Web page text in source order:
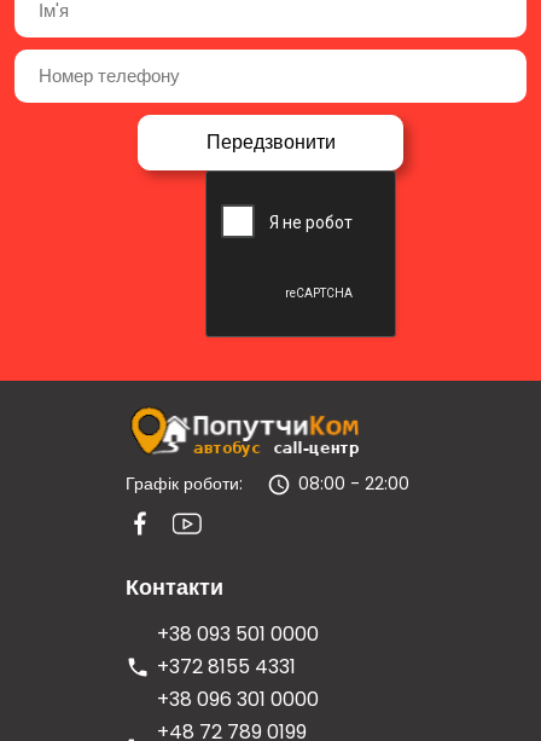
Графік роботи: 08:00 - 22:00
Контакти
+38 093 501 0000
+372 8155 4331
+38 096 301 0000
+48 72 789 0199